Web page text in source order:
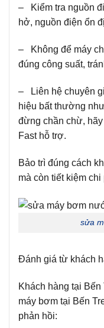
– Kiểm tra nguồn
hở, nguồn điện ổn
– Không để máy
đúng công suất,
– Liên hệ chuyên
hiệu bất thường
đừng chần chừ,
Fast hỗ trợ.
Bảo trì đúng cách
mà còn tiết kiệm
sửa
Đánh giá từ khách
Khách hàng tại
máy bơm tại Bến
phản hồi: